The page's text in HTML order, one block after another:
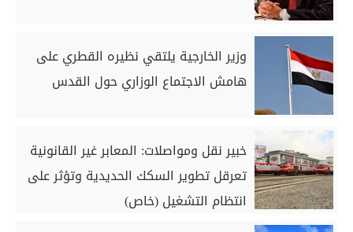
وزير الخارجية يلتقي نظيره القطري على
هامش الاجتماع الوزاري حول القدس
خبير نقل ومواصلات: المعابر غير القانونية
تعرقل تطوير السكك الحديدية وتؤثر على
انتظام التشغيل (خاص)